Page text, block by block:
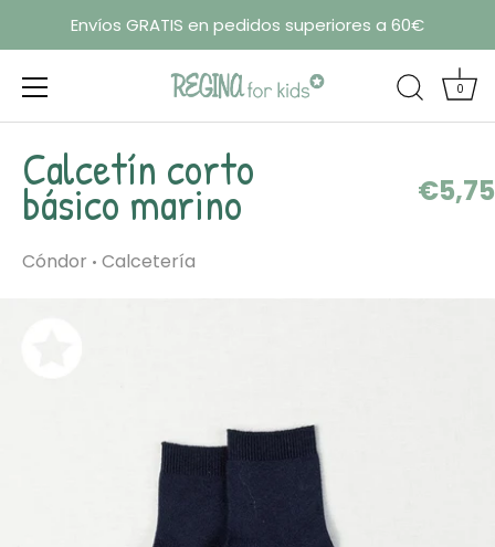
contenido
Envíos GRATIS en pedidos superiores a 60€
0
Cóndor • Calcetería
€5,75
Calcetín corto
básico marino